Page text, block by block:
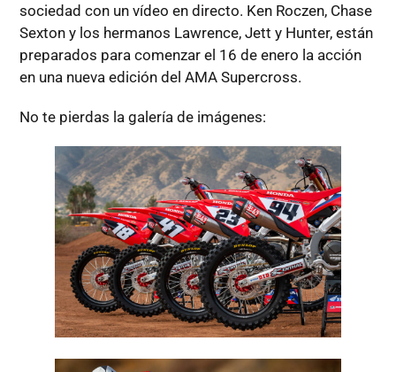
sociedad con un vídeo en directo. Ken Roczen, Chase
Sexton y los hermanos Lawrence, Jett y Hunter, están
preparados para comenzar el 16 de enero la acción
en una nueva edición del AMA Supercross.
No te pierdas la galería de imágenes: